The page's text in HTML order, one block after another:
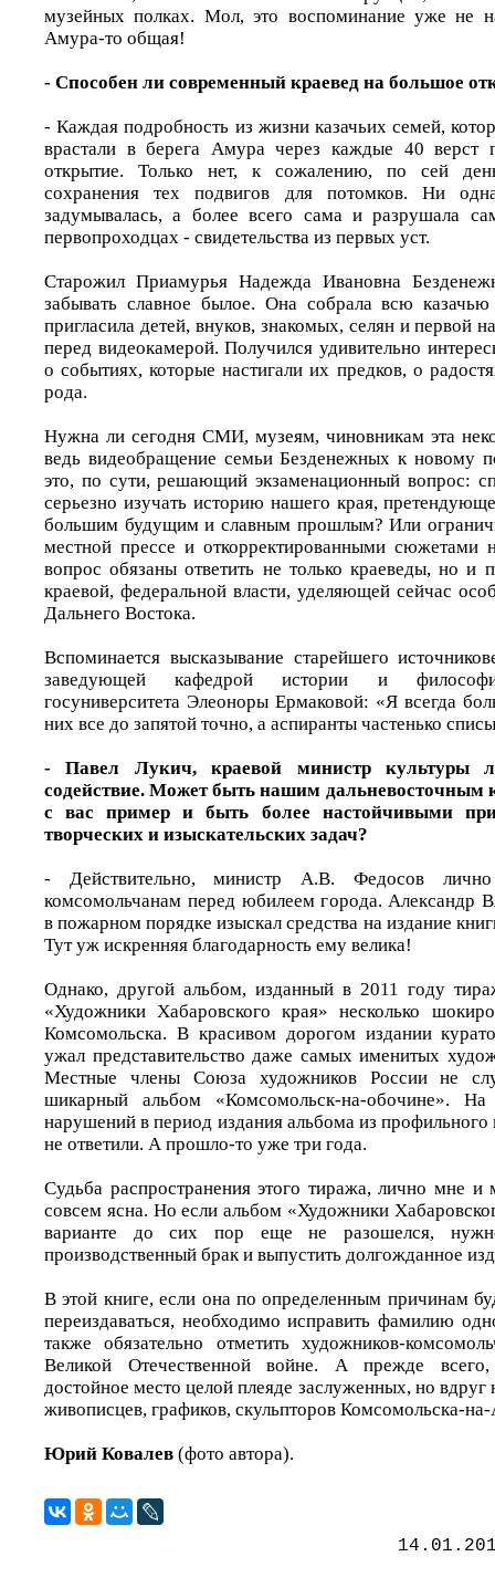
музейных полках. Мол, это воспоминание уже не
Амура-то общая!
- Способен ли современный краевед на большое
- Каждая подробность из жизни казачьих семей,
врастали в берега Амура через каждые 40
открытие. Только нет, к сожалению, по сей
сохранения тех подвигов для потомков. Ни
задумывалась, а более всего сама и разрушала
первопроходцах - свидетельства из первых уст.
Старожил Приамурья Надежда Ивановна
забывать славное былое. Она собрала всю
пригласила детей, внуков, знакомых, селян и первой
перед видеокамерой. Получился удивительно
о событиях, которые настигали их предков, о
рода.
Нужна ли сегодня СМИ, музеям, чиновникам эта
ведь видеобращение семьи Безденежных к новому
это, по сути, решающий экзаменационный вопрос:
серьезно изучать историю нашего края,
большим будущим и славным прошлым? Или
местной прессе и откорректированными сюжетами
вопрос обязаны ответить не только краеведы, но и
краевой, федеральной власти, уделяющей сейчас
Дальнего Востока.
Вспоминается высказывание старейшего
заведующей кафедрой истории и
госуниверситета Элеоноры Ермаковой: «Я всегда
них все до запятой точно, а аспиранты частенько
- Павел Лукич, краевой министр культуры
содействие. Может быть нашим дальневосточным
с вас пример и быть более настойчивыми
творческих и изыскательских задач?
- Действительно, министр А.В. Федосов
комсомольчанам перед юбилеем города. Александр
в пожарном порядке изыскал средства на издание
Тут уж искренняя благодарность ему велика!
Однако, другой альбом, изданный в 2011 году
«Художники Хабаровского края» несколько
Комсомольска. В красивом дорогом издании
ужал представительство даже самых именитых
Местные члены Союза художников России не
шикарный альбом «Комсомольск-на-обочине». На
нарушений в период издания альбома из профильного
не ответили. А прошло-то уже три года.
Судьба распространения этого тиража, лично мне и
совсем ясна. Но если альбом «Художники
варианте до сих пор еще не разошелся,
производственный брак и выпустить долгожданное
В этой книге, если она по определенным причинам
переиздаваться, необходимо исправить фамилию
также обязательно отметить художников-
Великой Отечественной войне. А прежде всего,
достойное место целой плеяде заслуженных, но вдруг
живописцев, графиков, скульпторов Комсомольска-
Юрий Ковалев (фото автора).